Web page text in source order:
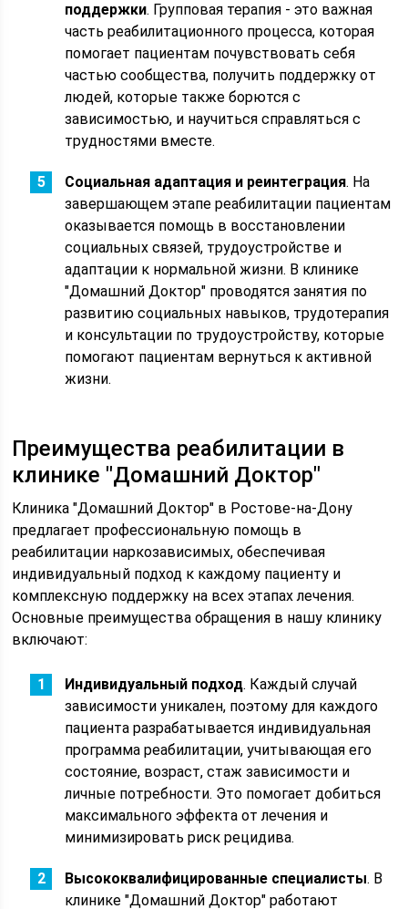
поддержки. Групповая терапия - это важная
часть реабилитационного процесса, которая
помогает пациентам почувствовать себя
частью сообщества, получить поддержку от
людей, которые также борются с
зависимостью, и научиться справляться с
трудностями вместе.
Социальная адаптация и реинтеграция. На
завершающем этапе реабилитации пациентам
оказывается помощь в восстановлении
социальных связей, трудоустройстве и
адаптации к нормальной жизни. В клинике
"Домашний Доктор" проводятся занятия по
развитию социальных навыков, трудотерапия
и консультации по трудоустройству, которые
помогают пациентам вернуться к активной
жизни.
Преимущества реабилитации в
клинике "Домашний Доктор"
Клиника "Домашний Доктор" в Ростове-на-Дону
предлагает профессиональную помощь в
реабилитации наркозависимых, обеспечивая
индивидуальный подход к каждому пациенту и
комплексную поддержку на всех этапах лечения.
Основные преимущества обращения в нашу клинику
включают:
Индивидуальный подход. Каждый случай
зависимости уникален, поэтому для каждого
пациента разрабатывается индивидуальная
программа реабилитации, учитывающая его
состояние, возраст, стаж зависимости и
личные потребности. Это помогает добиться
максимального эффекта от лечения и
минимизировать риск рецидива.
Высококвалифицированные специалисты. В
клинике "Домашний Доктор" работают